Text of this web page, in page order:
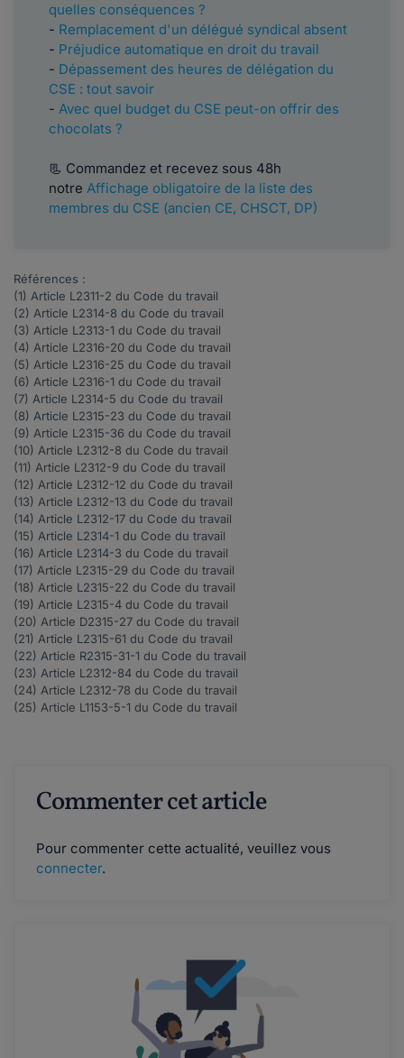
quelles conséquences ?
- Remplacement d'un délégué syndical absent
- Préjudice automatique en droit du travail
- Dépassement des heures de délégation du
CSE : tout savoir
- Avec quel budget du CSE peut-on offrir des
chocolats ?
📃 Commandez et recevez sous 48h
notre Affichage obligatoire de la liste des
membres du CSE (ancien CE, CHSCT, DP)
Références :
(1) Article L2311-2 du Code du travail
(2) Article L2314-8 du Code du travail
(3) Article L2313-1 du Code du travail
(4) Article L2316-20 du Code du travail
(5) Article L2316-25 du Code du travail
(6) Article L2316-1 du Code du travail
(7) Article L2314-5 du Code du travail
(8) Article L2315-23 du Code du travail
(9) Article L2315-36 du Code du travail
(10) Article L2312-8 du Code du travail
(11) Article L2312-9 du Code du travail
(12) Article L2312-12 du Code du travail
(13) Article L2312-13 du Code du travail
(14) Article L2312-17 du Code du travail
(15) Article L2314-1 du Code du travail
(16) Article L2314-3 du Code du travail
(17) Article L2315-29 du Code du travail
(18) Article L2315-22 du Code du travail
(19) Article L2315-4 du Code du travail
(20) Article D2315-27 du Code du travail
(21) Article L2315-61 du Code du travail
(22) Article R2315-31-1 du Code du travail
(23) Article L2312-84 du Code du travail
(24) Article L2312-78 du Code du travail
(25) Article L1153-5-1 du Code du travail
Commenter cet article
Pour commenter cette actualité, veuillez vous
connecter.